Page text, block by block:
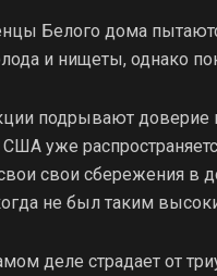
Белого дома
и нищеты, однако
подрывают доверие
уже
свои сбережения в
не был таким
деле страдает от